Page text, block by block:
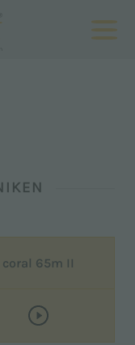
coral 65m II